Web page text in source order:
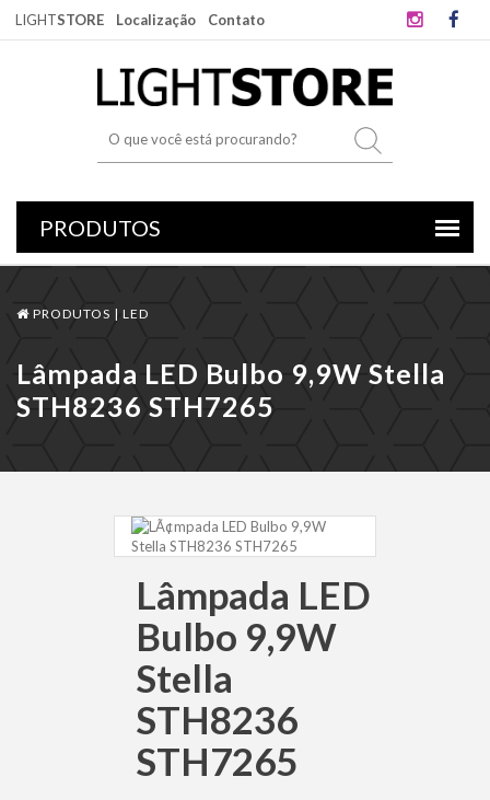
LIGHTSTORE Localização Contato
PRODUTOS | LED
Lâmpada LED Bulbo 9,9W Stella
STH8236 STH7265
Lâmpada LED
Bulbo 9,9W
Stella
STH8236
STH7265